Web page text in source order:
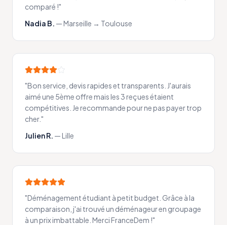
comparé !"
Nadia B. —Marseille → Toulouse
"Bon service, devis rapides et transparents. J'aurais
aimé une 5ème offre mais les 3 reçues étaient
compétitives. Je recommande pour ne pas payer trop
cher."
Julien R. —Lille
"Déménagement étudiant à petit budget. Grâce à la
comparaison, j'ai trouvé un déménageur en groupage
à un prix imbattable. Merci FranceDem !"